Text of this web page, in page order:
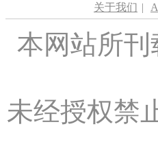
关于我们 |
本网站所
未经授权禁